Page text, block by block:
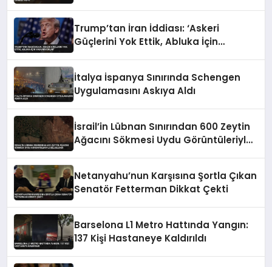
Trump’tan İran İddiası: ‘Askeri
Güçlerini Yok Ettik, Abluka İçin
İtalya İspanya Sınırında Schengen
Uygulamasını Askıya Aldı
İsrail’in Lübnan Sınırından 600 Zeytin
Ağacını Sökmesi Uydu Görüntüleriyle
Netanyahu’nun Karşısına Şortla Çıkan
Senatör Fetterman Dikkat Çekti
Barselona L1 Metro Hattında Yangın:
137 Kişi Hastaneye Kaldırıldı